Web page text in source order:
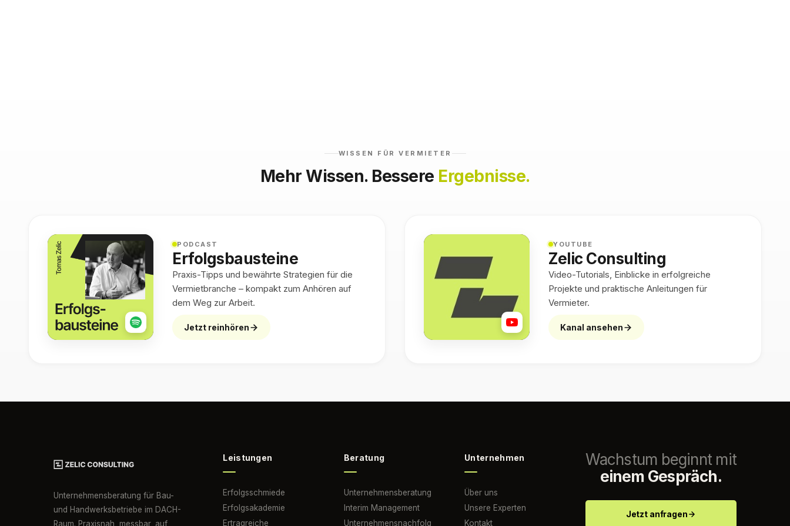
WISSEN FÜR VERMIETER
Mehr Wissen. Bessere Ergebnisse.
PODCAST
Erfolgsbausteine
Praxis-Tipps und bewährte Strategien für die
Vermietbranche – kompakt zum Anhören auf
dem Weg zur Arbeit.
Jetzt reinhören
YOUTUBE
Zelic Consulting
Video-Tutorials, Einblicke in erfolgreiche
Projekte und praktische Anleitungen für
Vermieter.
Kanal ansehen
Unternehmensberatung für Bau-
und Handwerksbetriebe im DACH-
Raum. Praxisnah, messbar, auf
Leistungen
Erfolgsschmiede
Erfolgsakademie
Ertragreiche
Beratung
Unternehmensberatung
Interim Management
Unternehmensnachfolg
Unternehmen
Über uns
Unsere Experten
Kontakt
Wachstum beginnt mit
einem Gespräch.
Jetzt anfragen